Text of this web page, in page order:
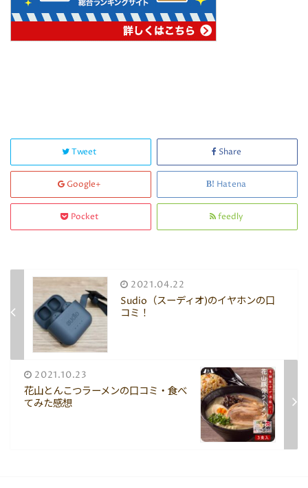
Tweet Share
Google+ Hatena
Pocket feedly
2021.04.22
Sudio（スーディオ)のイヤホンの口
コミ！
2021.10.23
花山とんこつラーメンの口コミ・食べ
てみた感想